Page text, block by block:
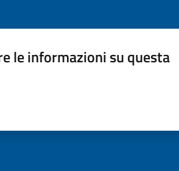
le informazioni su questa